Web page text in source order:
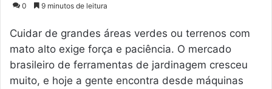
0 9 minutos de leitura
Cuidar de grandes áreas verdes ou terrenos com
mato alto exige força e paciência. O mercado
brasileiro de ferramentas de jardinagem cresceu
muito, e hoje a gente encontra desde máquinas